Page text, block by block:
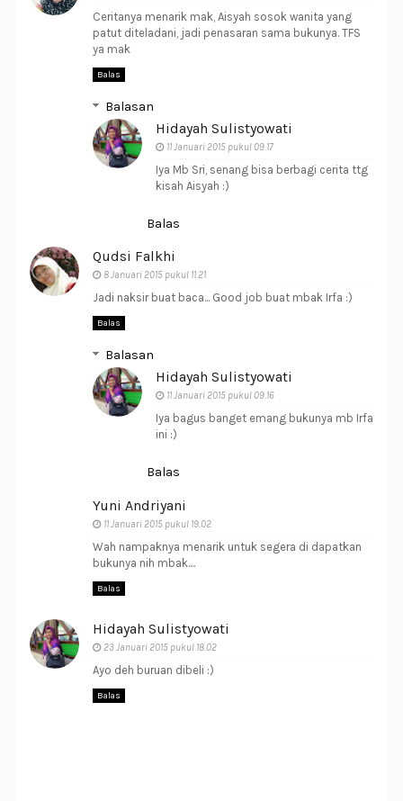
Ceritanya menarik mak, Aisyah sosok wanita yang
patut diteladani, jadi penasaran sama bukunya. TFS
ya mak
Balas
Balasan
Hidayah Sulistyowati
11 Januari 2015 pukul 09.17
Iya Mb Sri, senang bisa berbagi cerita ttg
kisah Aisyah :)
Balas
Qudsi Falkhi
8 Januari 2015 pukul 11.21
Jadi naksir buat baca... Good job buat mbak Irfa :)
Balas
Balasan
Hidayah Sulistyowati
11 Januari 2015 pukul 09.16
Iya bagus banget emang bukunya mb Irfa
ini :)
Balas
Yuni Andriyani
11 Januari 2015 pukul 19.02
Wah nampaknya menarik untuk segera di dapatkan
bukunya nih mbak....
Balas
Hidayah Sulistyowati
23 Januari 2015 pukul 18.02
Ayo deh buruan dibeli :)
Balas